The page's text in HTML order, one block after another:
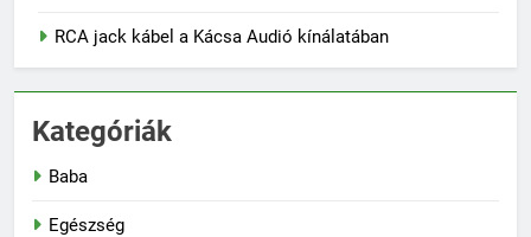
RCA jack kábel a Kácsa Audió kínálatában
Kategóriák
Baba
Egészség